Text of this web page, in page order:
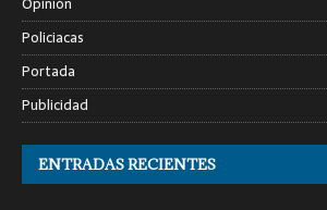
Policiacas
Portada
Publicidad
ENTRADAS RECIENTES